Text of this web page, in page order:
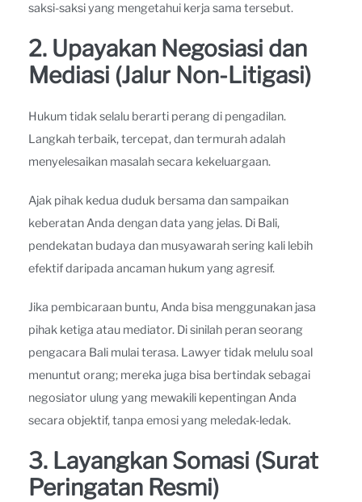
saksi-saksi yang mengetahui kerja sama tersebut.
2. Upayakan Negosiasi dan
Mediasi (Jalur Non-Litigasi)
Hukum tidak selalu berarti perang di pengadilan.
Langkah terbaik, tercepat, dan termurah adalah
menyelesaikan masalah secara kekeluargaan.
Ajak pihak kedua duduk bersama dan sampaikan
keberatan Anda dengan data yang jelas. Di Bali,
pendekatan budaya dan musyawarah sering kali lebih
efektif daripada ancaman hukum yang agresif.
Jika pembicaraan buntu, Anda bisa menggunakan jasa
pihak ketiga atau mediator. Di sinilah peran seorang
pengacara Bali mulai terasa. Lawyer tidak melulu soal
menuntut orang; mereka juga bisa bertindak sebagai
negosiator ulung yang mewakili kepentingan Anda
secara objektif, tanpa emosi yang meledak-ledak.
3. Layangkan Somasi (Surat
Peringatan Resmi)